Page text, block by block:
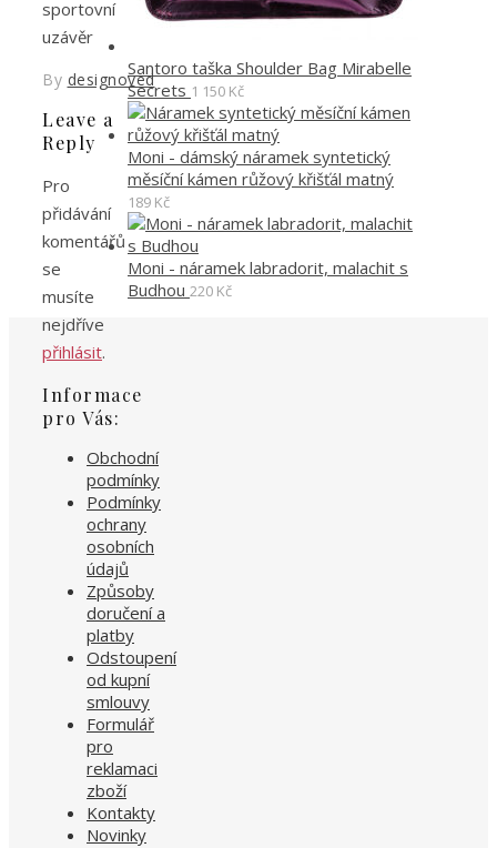
sportovní
uzávěr
By designoved
Leave a
Reply
Pro
přidávání
komentářů
se
musíte
nejdříve
přihlásit.
Santoro taška Shoulder Bag Mirabelle
Secrets 1 150 Kč
Moni - dámský náramek syntetický
měsíční kámen růžový křišťál matný
189 Kč
Moni - náramek labradorit, malachit s
Budhou 220 Kč
Informace
pro Vás:
Obchodní
podmínky
Podmínky
ochrany
osobních
údajů
Způsoby
doručení a
platby
Odstoupení
od kupní
smlouvy
Formulář
pro
reklamaci
zboží
Kontakty
Novinky